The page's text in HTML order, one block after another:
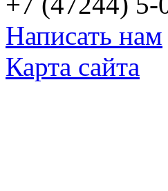
Написать нам
Карта сайта